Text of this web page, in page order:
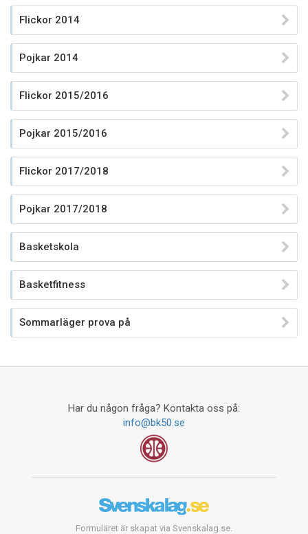
Flickor 2014
Pojkar 2014
Flickor 2015/2016
Pojkar 2015/2016
Flickor 2017/2018
Pojkar 2017/2018
Basketskola
Basketfitness
Sommarläger prova på
Har du någon fråga? Kontakta oss på:
info@bk50.se
Formuläret är skapat via Svenskalag.se.